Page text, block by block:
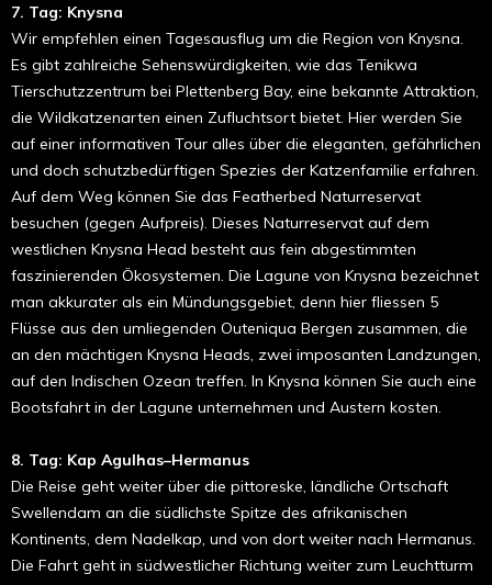
7. Tag: Knysna
Wir empfehlen einen Tagesausflug um die Region von Knysna.
Es gibt zahlreiche Sehenswürdigkeiten, wie das Tenikwa
Tierschutzzentrum bei Plettenberg Bay, eine bekannte Attraktion,
die Wildkatzenarten einen Zufluchtsort bietet. Hier werden Sie
auf einer informativen Tour alles über die eleganten, gefährlichen
und doch schutzbedürftigen Spezies der Katzenfamilie erfahren.
Auf dem Weg können Sie das Featherbed Naturreservat
besuchen (gegen Aufpreis). Dieses Naturreservat auf dem
westlichen Knysna Head besteht aus fein abgestimmten
faszinierenden Ökosystemen. Die Lagune von Knysna bezeichnet
man akkurater als ein Mündungsgebiet, denn hier fliessen 5
Flüsse aus den umliegenden Outeniqua Bergen zusammen, die
an den mächtigen Knysna Heads, zwei imposanten Landzungen,
auf den Indischen Ozean treffen. In Knysna können Sie auch eine
Bootsfahrt in der Lagune unternehmen und Austern kosten.
8. Tag: Kap Agulhas–Hermanus
Die Reise geht weiter über die pittoreske, ländliche Ortschaft
Swellendam an die südlichste Spitze des afrikanischen
Kontinents, dem Nadelkap, und von dort weiter nach Hermanus.
Die Fahrt geht in südwestlicher Richtung weiter zum Leuchtturm